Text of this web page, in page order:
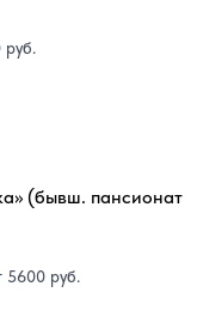
руб.
(бывш. пансионат
5600 руб.